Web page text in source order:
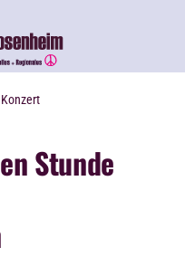
Konzert
Stunde